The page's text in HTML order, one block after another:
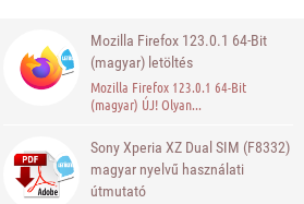
Mozilla Firefox 123.0.1 64-Bit
(magyar) letöltés
Mozilla Firefox 123.0.1 64-Bit
(magyar) ÚJ! Olyan...
Sony Xperia XZ Dual SIM (F8332)
magyar nyelvű használati
útmutató